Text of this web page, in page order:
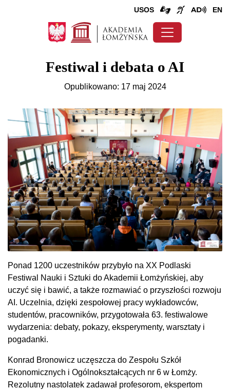
USOS EN
Festiwal i debata o AI
Opublikowano: 17 maj 2024
Ponad 1200 uczestników przybyło na XX Podlaski
Festiwal Nauki i Sztuki do Akademii Łomżyńskiej, aby
uczyć się i bawić, a także rozmawiać o przyszłości rozwoju
AI. Uczelnia, dzięki zespołowej pracy wykładowców,
studentów, pracowników, przygotowała 63. festiwalowe
wydarzenia: debaty, pokazy, eksperymenty, warsztaty i
pogadanki.
Konrad Bronowicz uczęszcza do Zespołu Szkół
Ekonomicznych i Ogólnokształcących nr 6 w Łomży.
Rezolutny nastolatek zadawał profesorom, ekspertom